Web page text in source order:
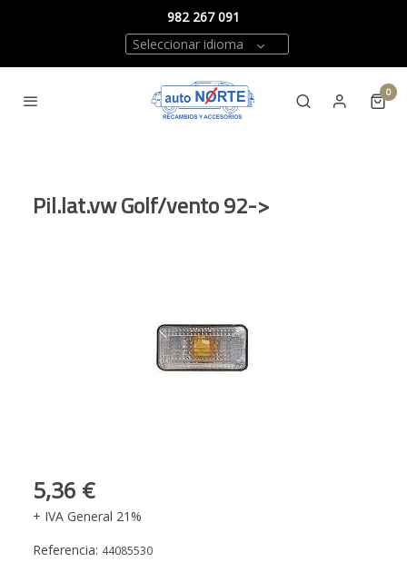
982 267 091
Seleccionar idioma
0
Pil.lat.vw Golf/vento 92->
5,36 €
+ IVA General 21%
Referencia: 44085530